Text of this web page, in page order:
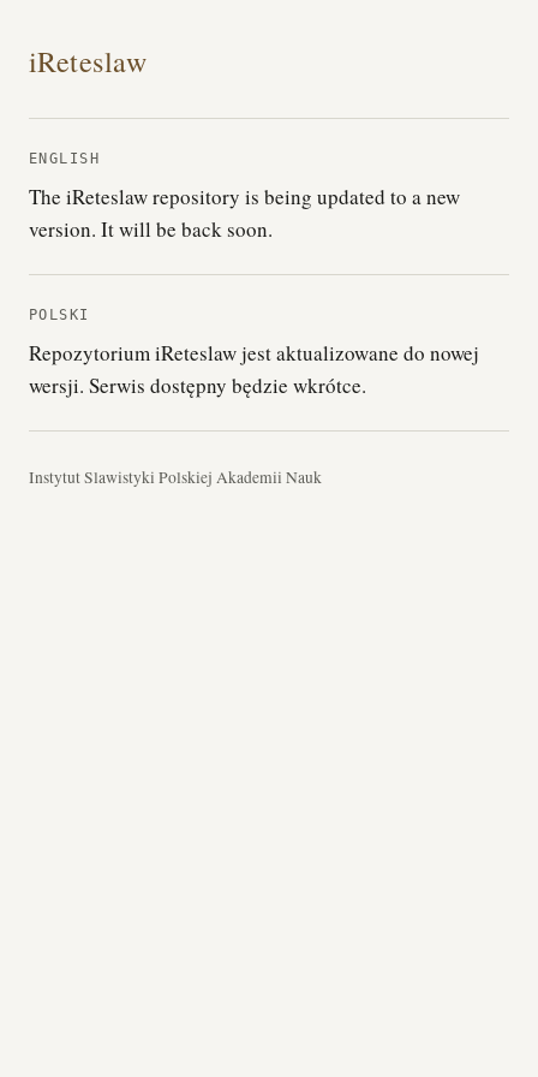
iReteslaw
ENGLISH
The iReteslaw repository is being updated to a new
version. It will be back soon.
POLSKI
Repozytorium iReteslaw jest aktualizowane do nowej
wersji. Serwis dostępny będzie wkrótce.
Instytut Slawistyki Polskiej Akademii Nauk